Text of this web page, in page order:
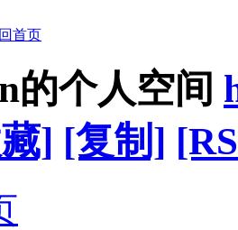
首页
的个人空间
] [复制]